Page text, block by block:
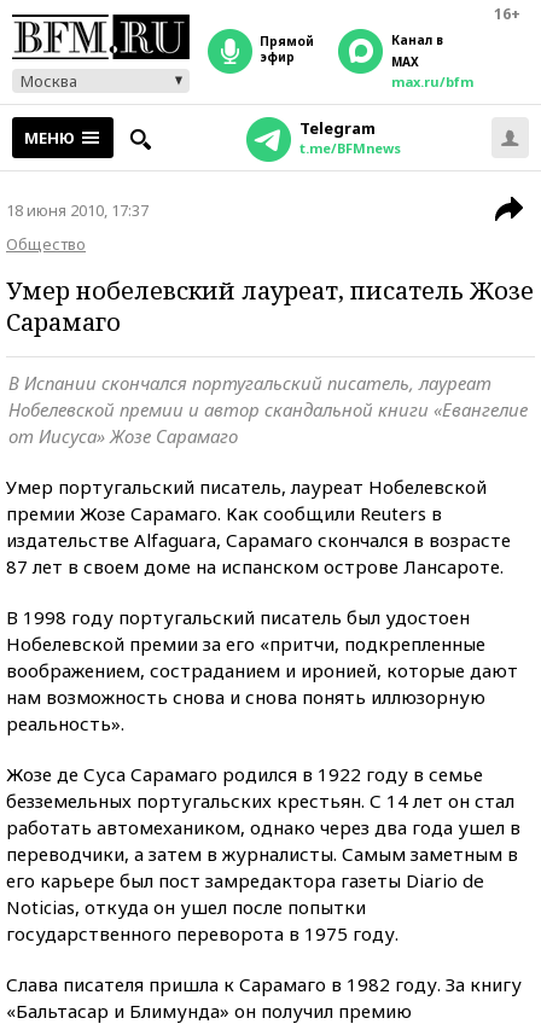
16+
Москва
прямой
эфир
Канал в
MAX
max.ru/bfm
МЕНЮ Telegram
t.me/BFMnews
18 июня 2010, 17:37
Общество
Умер нобелевский лауреат, писатель Жозе
Сарамаго
В Испании скончался португальский писатель, лауреат
Нобелевской премии и автор скандальной книги «Евангелие
от Иисуса» Жозе Сарамаго
Умер португальский писатель, лауреат Нобелевской
премии Жозе Сарамаго. Как сообщили Reuters в
издательстве Alfaguara, Сарамаго скончался в возрасте
87 лет в своем доме на испанском острове Лансароте.
В 1998 году португальский писатель был удостоен
Нобелевской премии за его «притчи, подкрепленные
воображением, состраданием и иронией, которые дают
нам возможность снова и снова понять иллюзорную
реальность».
Жозе де Суса Сарамаго родился в 1922 году в семье
безземельных португальских крестьян. С 14 лет он стал
работать автомехаником, однако через два года ушел в
переводчики, а затем в журналисты. Самым заметным в
его карьере был пост замредактора газеты Diario de
Noticias, откуда он ушел после попытки
государственного переворота в 1975 году.
Слава писателя пришла к Сарамаго в 1982 году. За книгу
«Бальтасар и Блимунда» он получил премию